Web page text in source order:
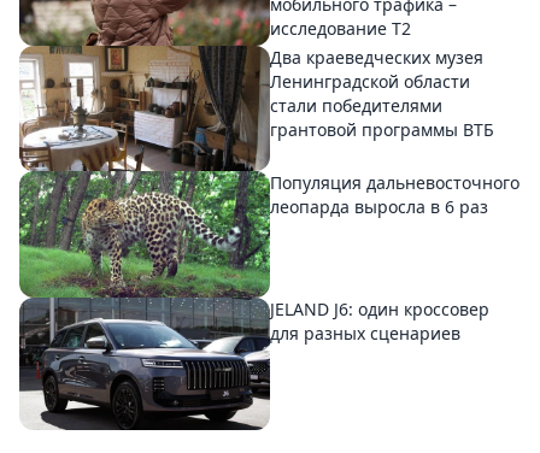
исследование T2
Два краеведческих музея
Ленинградской области
стали победителями
грантовой программы ВТБ
Популяция дальневосточного
леопарда выросла в 6 раз
JELAND J6: один кроссовер
для разных сценариев